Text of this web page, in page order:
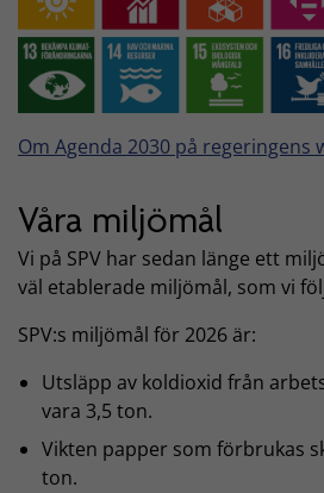
Om Agenda 2030 på regeringens
Våra miljömål
Vi på SPV har sedan länge ett
väl etablerade miljömål, som vi
SPV:s miljömål för 2026 är:
Utsläpp av koldioxid från
vara 3,5 ton.
Vikten papper som förbrukas
ton.